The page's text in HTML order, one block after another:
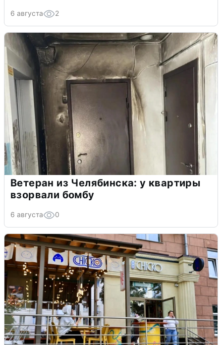
6 августа 2
Ветеран из Челябинска: у квартиры
взорвали бомбу
6 августа 0